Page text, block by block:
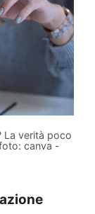
La verità poco
canva -